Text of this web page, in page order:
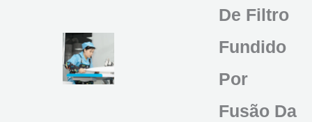
De Filtro
Fundido
Por
Fusão Da